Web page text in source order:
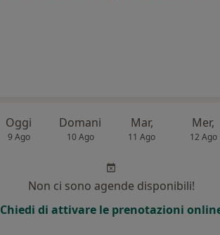
Oggi
9 Ago
Domani
10 Ago
Mar,
11 Ago
Mer,
12 Ago
Non ci sono agende disponibili!
Chiedi di attivare le prenotazioni